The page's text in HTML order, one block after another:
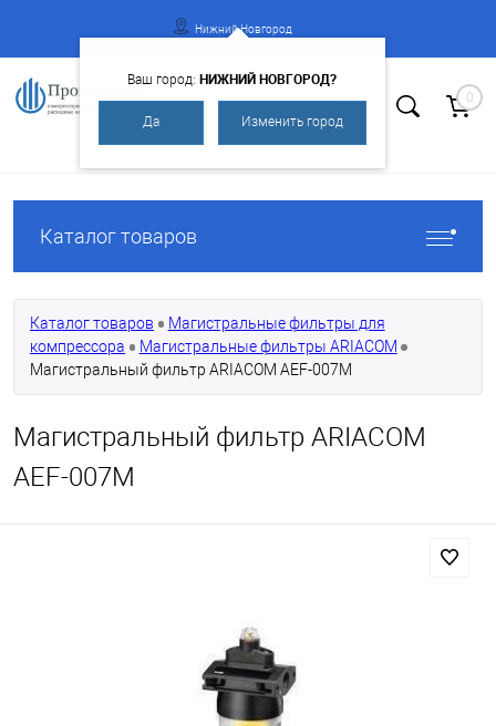
Нижний Новгород
Ваш город: НИЖНИЙ НОВГОРОД?
Да Изменить город
0
Каталог товаров
Каталог товаров
Магистральные фильтры для
компрессора
Магистральные фильтры ARIACOM
Магистральный фильтр ARIACOM AEF-007M
Магистральный фильтр ARIACOM
AEF-007M